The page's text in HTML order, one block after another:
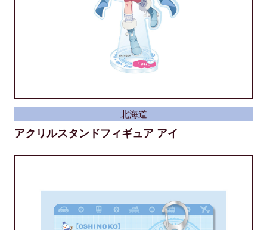
アクリルスタンドフィギュア アイ
北海道